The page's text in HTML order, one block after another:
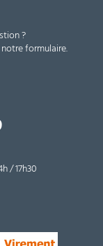
?
formulaire.
/ 17h30